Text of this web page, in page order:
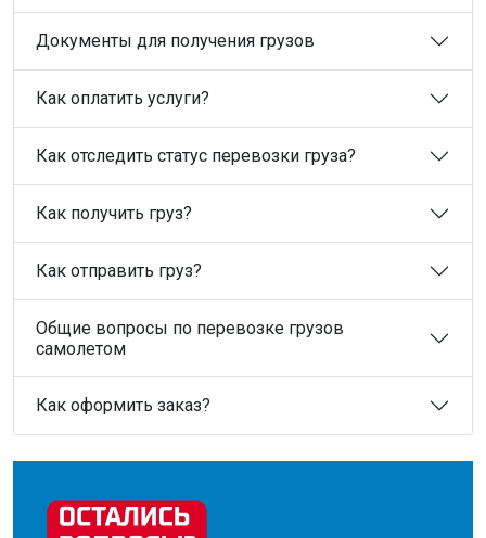
Документы для получения грузов
Как оплатить услуги?
Как отследить статус перевозки груза?
Как получить груз?
Как отправить груз?
Общие вопросы по перевозке грузов
самолетом
Как оформить заказ?